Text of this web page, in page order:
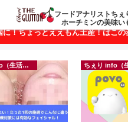
ベトナム・ホーチミンの美味いもんが
に！ちょっとええもん土産！はこの
ちぇり info（生活情報）
フードアナリストちぇ
ホーチミンの美味い